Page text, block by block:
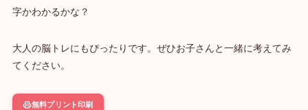
字かわかるかな？
大人の脳トレにもぴったりです。ぜひお子さんと一緒に考えてみ
てください。
無料プリント印刷